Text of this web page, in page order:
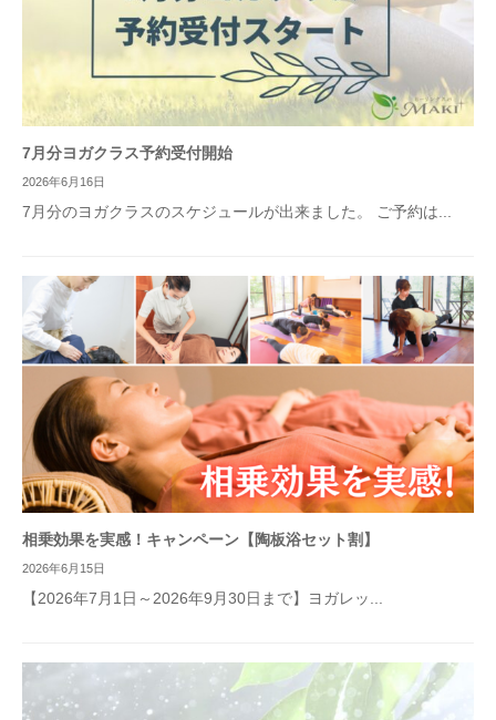
7月分ヨガクラス予約受付開始
2026年6月16日
7月分のヨガクラスのスケジュールが出来ました。 ご予約は...
相乗効果を実感！キャンペーン【陶板浴セット割】
2026年6月15日
【2026年7月1日～2026年9月30日まで】ヨガレッ...